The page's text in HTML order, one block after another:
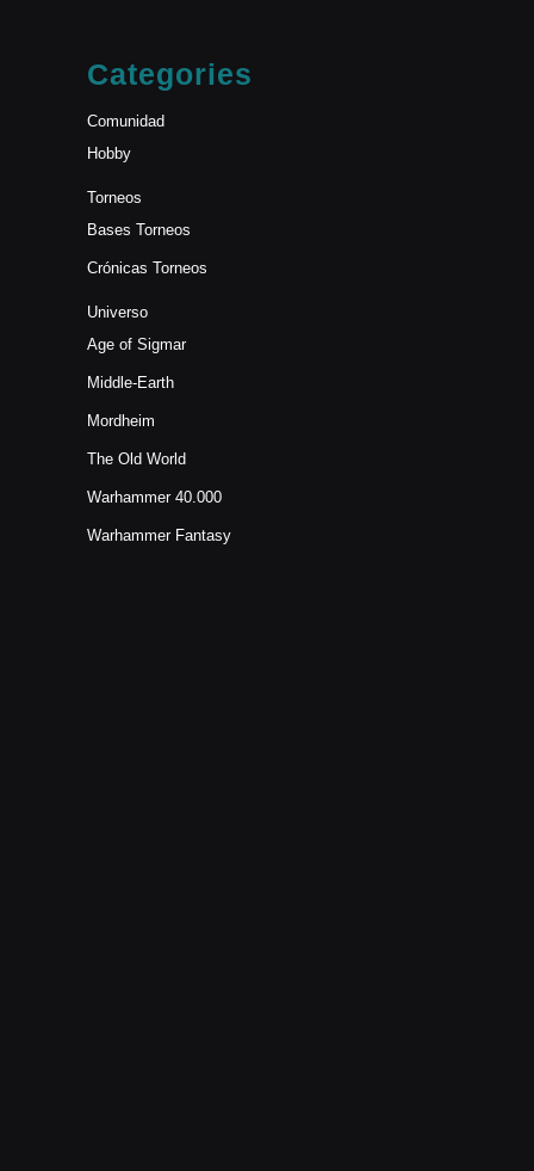
Categories
Comunidad
Hobby
Torneos
Bases Torneos
Crónicas Torneos
Universo
Age of Sigmar
Middle-Earth
Mordheim
The Old World
Warhammer 40.000
Warhammer Fantasy